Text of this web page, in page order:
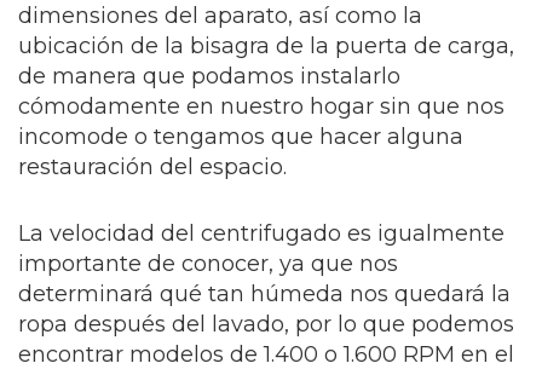
dimensiones del aparato, así como la
ubicación de la bisagra de la puerta de carga,
de manera que podamos instalarlo
cómodamente en nuestro hogar sin que nos
incomode o tengamos que hacer alguna
restauración del espacio.
La velocidad del centrifugado es igualmente
importante de conocer, ya que nos
determinará qué tan húmeda nos quedará la
ropa después del lavado, por lo que podemos
encontrar modelos de 1.400 o 1.600 RPM en el